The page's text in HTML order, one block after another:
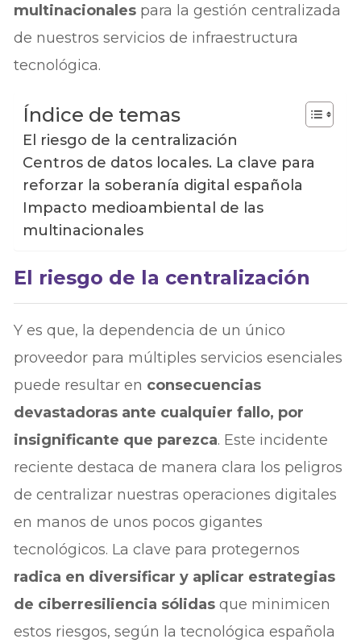
multinacionales para la gestión centralizada
de nuestros servicios de infraestructura
tecnológica.
Índice de temas
El riesgo de la centralización
Centros de datos locales. La clave para
reforzar la soberanía digital española
Impacto medioambiental de las
multinacionales
El riesgo de la centralización
Y es que, la dependencia de un único
proveedor para múltiples servicios esenciales
puede resultar en consecuencias
devastadoras ante cualquier fallo, por
insignificante que parezca. Este incidente
reciente destaca de manera clara los peligros
de centralizar nuestras operaciones digitales
en manos de unos pocos gigantes
tecnológicos. La clave para protegernos
radica en diversificar y aplicar estrategias
de ciberresiliencia sólidasque minimicen
estos riesgos, según la tecnológica española